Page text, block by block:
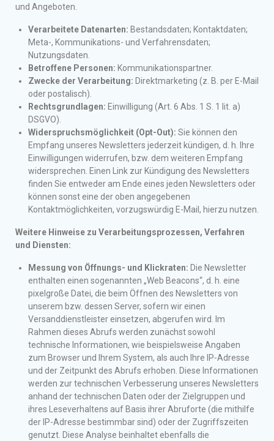
und Angeboten.
Verarbeitete Datenarten: Bestandsdaten; Kontaktdaten;
Meta-, Kommunikations- und Verfahrensdaten;
Nutzungsdaten.
Betroffene Personen: Kommunikationspartner.
Zwecke der Verarbeitung: Direktmarketing (z. B. per E-Mail
oder postalisch).
Rechtsgrundlagen: Einwilligung (Art. 6 Abs. 1 S. 1 lit. a)
DSGVO).
Widerspruchsmöglichkeit (Opt-Out): Sie können den
Empfang unseres Newsletters jederzeit kündigen, d. h. Ihre
Einwilligungen widerrufen, bzw. dem weiteren Empfang
widersprechen. Einen Link zur Kündigung des Newsletters
finden Sie entweder am Ende eines jeden Newsletters oder
können sonst eine der oben angegebenen
Kontaktmöglichkeiten, vorzugswürdig E-Mail, hierzu nutzen.
Weitere Hinweise zu Verarbeitungsprozessen, Verfahren
und Diensten:
Messung von Öffnungs- und Klickraten: Die Newsletter
enthalten einen sogenannten „Web Beacons“, d. h. eine
pixelgroße Datei, die beim Öffnen des Newsletters von
unserem bzw. dessen Server, sofern wir einen
Versanddienstleister einsetzen, abgerufen wird. Im
Rahmen dieses Abrufs werden zunächst sowohl
technische Informationen, wie beispielsweise Angaben
zum Browser und Ihrem System, als auch Ihre IP-Adresse
und der Zeitpunkt des Abrufs erhoben. Diese Informationen
werden zur technischen Verbesserung unseres Newsletters
anhand der technischen Daten oder der Zielgruppen und
ihres Leseverhaltens auf Basis ihrer Abruforte (die mithilfe
der IP-Adresse bestimmbar sind) oder der Zugriffszeiten
genutzt. Diese Analyse beinhaltet ebenfalls die